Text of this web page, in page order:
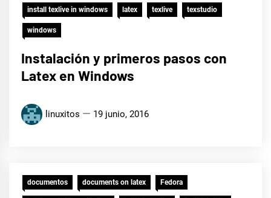
install texlive in windows latex texlive texstudio
windows
Instalación y primeros pasos con
Latex en Windows
linuxitos 19 junio, 2016
documentos documents on latex Fedora